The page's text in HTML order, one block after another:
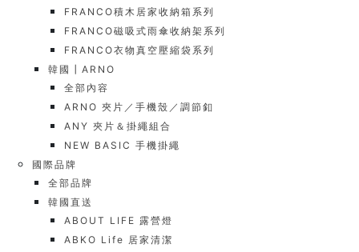
FRANCO積木居家收納箱系列
FRANCO磁吸式雨傘收納架系列
FRANCO衣物真空壓縮袋系列
韓國┃ARNO
全部內容
ARNO 夾片／手機殼／調節釦
ANY 夾片＆掛繩組合
NEW BASIC 手機掛繩
國際品牌
全部品牌
韓國直送
ABOUT LIFE 露營燈
ABKO Life 居家清潔